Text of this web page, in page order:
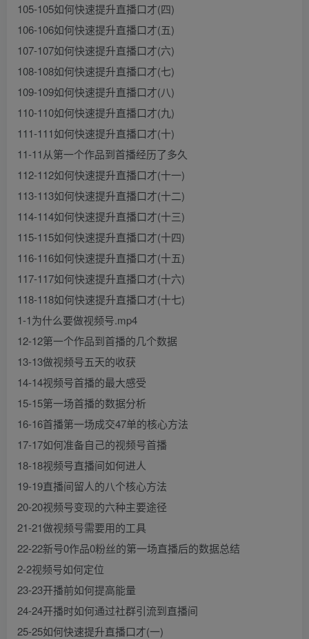
105-105如何快速提升直播口才(四)
106-106如何快速提升直播口才(五)
107-107如何快速提升直播口才(六)
108-108如何快速提升直播口才(七)
109-109如何快速提升直播口才(八)
110-110如何快速提升直播口才(九)
111-111如何快速提升直播口才(十)
11-11从第一个作品到首播经历了多久
112-112如何快速提升直播口才(十一)
113-113如何快速提升直播口才(十二)
114-114如何快速提升直播口才(十三)
115-115如何快速提升直播口才(十四)
116-116如何快速提升直播口才(十五)
117-117如何快速提升直播口才(十六)
118-118如何快速提升直播口才(十七)
1-1为什么要做视频号.mp4
12-12第一个作品到首播的几个数据
13-13做视频号五天的收获
14-14视频号首播的最大感受
15-15第一场首播的数据分析
16-16首播第一场成交47单的核心方法
17-17如何准备自己的视频号首播
18-18视频号直播间如何进人
19-19直播间留人的八个核心方法
20-20视频号变现的六种主要途径
21-21做视频号需要用的工具
22-22新号0作品0粉丝的第一场直播后的数据总结
2-2视频号如何定位
23-23开播前如何提高能量
24-24开播时如何通过社群引流到直播间
25-25如何快速提升直播口才(一)